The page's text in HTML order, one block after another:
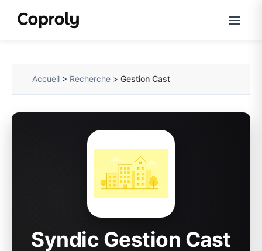
Accueil > Recherche >Gestion Cast
Syndic Gestion Cast